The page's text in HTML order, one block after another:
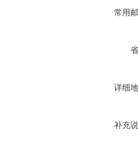
常用
详细
补充